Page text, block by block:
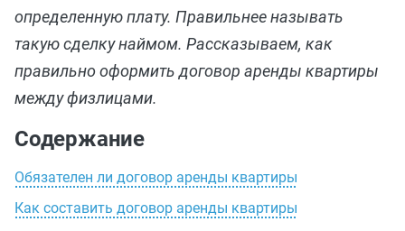
определенную плату. Правильнее называть
такую сделку наймом. Рассказываем, как
правильно оформить договор аренды квартиры
между физлицами.
Содержание
Обязателен ли договор аренды квартиры
Как составить договор аренды квартиры